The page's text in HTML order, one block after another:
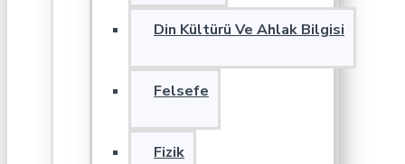
Din Kültürü Ve Ahlak Bilgisi
Felsefe
Fizik